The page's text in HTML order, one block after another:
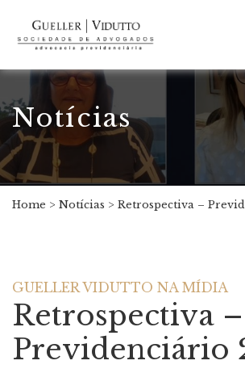
Notícias
Home > Notícias > Retrospectiva –
GUELLER VIDUTTO NA MÍDIA
Retrospectiva –
Previdenciário